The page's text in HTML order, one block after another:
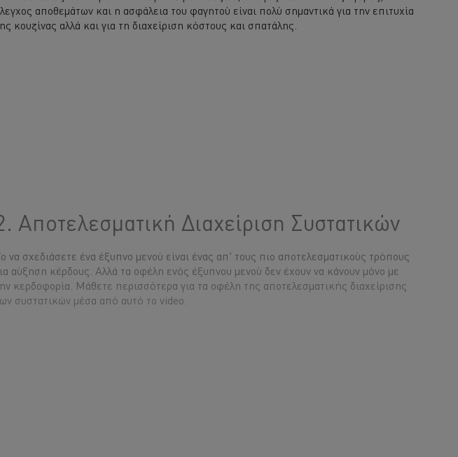
αποθεμάτων και η ασφάλεια του φαγητού είναι πολύ σημαντικά για την επιτυχία
κουζίνας αλλά και για τη διαχείριση κόστους και σπατάλης.
Αποτελεσματική Διαχείριση Συστατικών
να σχεδιάσετε ένα έξυπνο μενού είναι ένας απ' τους πιο αποτελεσματικούς τρόπους
αύξηση κέρδους. Αλλά τα οφέλη ενός έξυπνου μενού δεν έχουν να κάνουν μόνο με
κερδοφορία. Μάθετε περισσότερα για τα οφέλη της αποτελεσματικής διαχείρισης
συστατικών μέσα από αυτό το video.